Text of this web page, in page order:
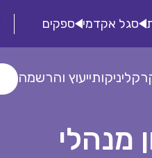
סגל אקדמי ספקים
קליניקותייעוץ והרשמה
מנהלי